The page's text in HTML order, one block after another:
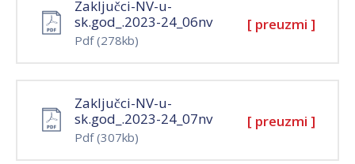
Zaključci-NV-u-
sk.god_.2023-24_06nv
Pdf(278kb)
[ preuzmi ]
Zaključci-NV-u-
sk.god_.2023-24_07nv
Pdf(307kb)
[ preuzmi ]